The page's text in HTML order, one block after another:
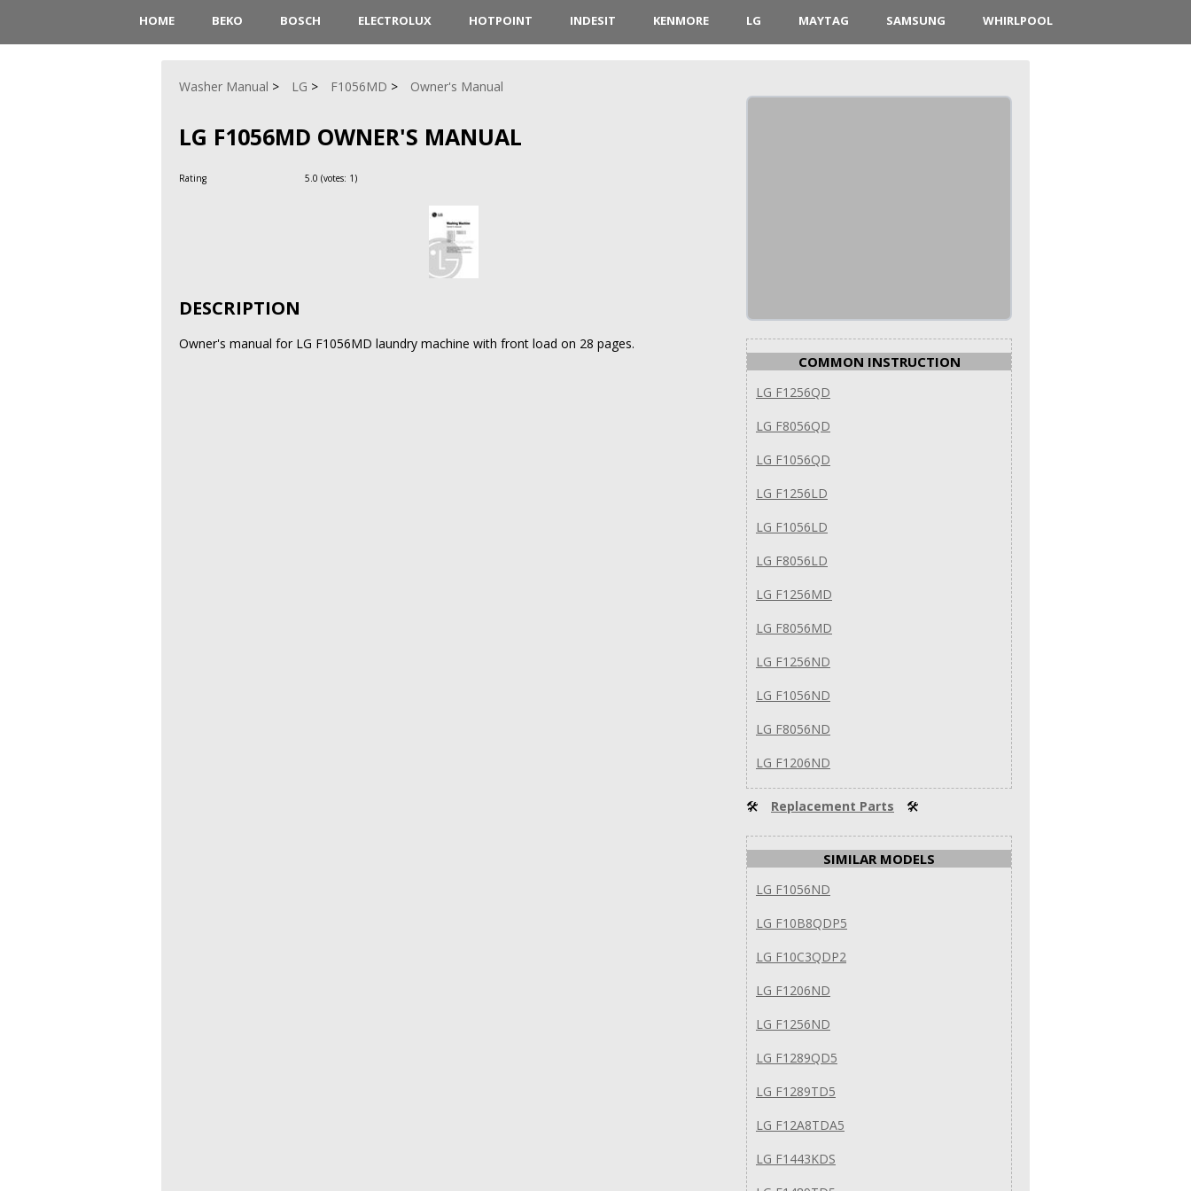
HOME BEKO BOSCH ELECTROLUX HOTPOINT INDESIT KENMORE LG MAYTAG SAMSUNG WHIRLPOOL
Washer Manual LG F1056MD Owner's Manual
LG F1056MD OWNER'S MANUAL
Rating 5.0 (votes: 1)
DESCRIPTION
Owner's manual for LG F1056MD laundry machine with front load on 28 pages.
COMMON INSTRUCTION
LG F1256QD
LG F8056QD
LG F1056QD
LG F1256LD
LG F1056LD
LG F8056LD
LG F1256MD
LG F8056MD
LG F1256ND
LG F1056ND
LG F8056ND
LG F1206ND
🛠 Replacement Parts 🛠
SIMILAR MODELS
LG F1056ND
LG F10B8QDP5
LG F10C3QDP2
LG F1206ND
LG F1256ND
LG F1289QD5
LG F1289TD5
LG F12A8TDA5
LG F1443KDS